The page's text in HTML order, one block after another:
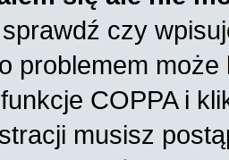
czy
problemem
COPPA i
musisz